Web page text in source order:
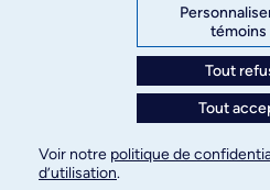
Faculté de médecine, Université
Confidentialité
témoins
Tout
Tout
Voir notre politique de
d’utilisation.